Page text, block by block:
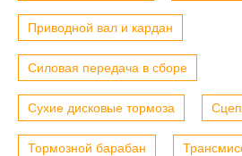
Приводной вал и кардан
Силовая передача в сборе
Сухие дисковые тормоза
Тормозной барабан